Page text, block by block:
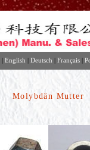
| English | Deutsch | Français |
Molybdän Mutter